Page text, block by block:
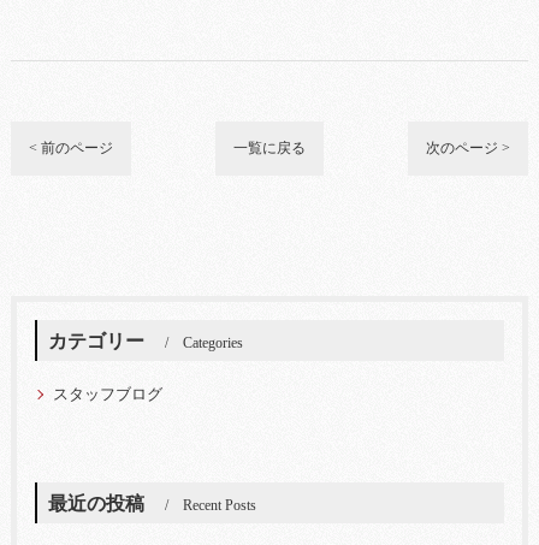
< 前のページ 一覧に戻る 次のページ >
カテゴリー Categories
スタッフブログ
最近の投稿 Recent Posts